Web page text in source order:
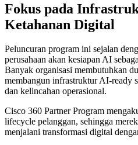
Fokus pada
Ketahanan Digital
Peluncuran program ini sejalan
perusahaan akan kesiapan AI
Banyak organisasi membutuhkan
membangun infrastruktur AI-ready
dan kelincahan operasional.
Cisco 360 Partner Program
lifecycle pelanggan, sehingga
menjalani transformasi digital